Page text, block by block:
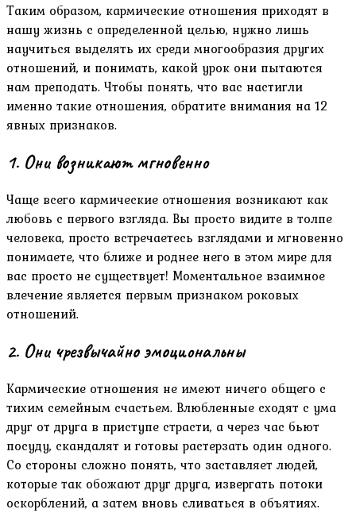
Таким образом, кармические отношения приходят в
нашу жизнь с определенной целью, нужно лишь
научиться выделять их среди многообразия других
отношений, и понимать, какой урок они пытаются
нам преподать. Чтобы понять, что вас настигли
именно такие отношения, обратите внимания на 12
явных признаков.
1. Они возникают мгновенно
Чаще всего кармические отношения возникают как
любовь с первого взгляда. Вы просто видите в толпе
человека, просто встречаетесь взглядами и мгновенно
понимаете, что ближе и роднее него в этом мире для
вас просто не существует! Моментальное взаимное
влечение является первым признаком роковых
отношений.
2. Они чрезвычайно эмоциональны
Кармические отношения не имеют ничего общего с
тихим семейным счастьем. Влюбленные сходят с ума
друг от друга в приступе страсти, а через час бьют
посуду, скандалят и готовы растерзать один одного.
Со стороны сложно понять, что заставляет людей,
которые так обожают друг друга, извергать потоки
оскорблений, а затем вновь сливаться в объятиях.